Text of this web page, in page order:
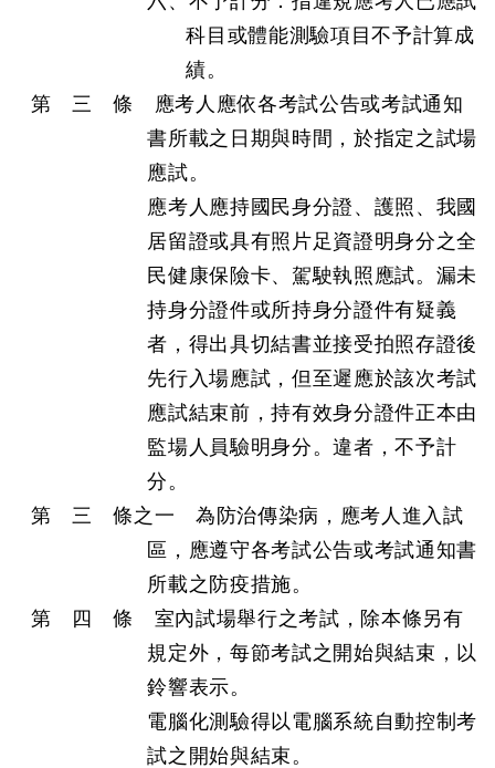
科目或體能測驗項目不予計算成
績。
第 三 條 應考人應依各考試公告或考試通知
書所載之日期與時間，於指定之試場
應試。
應考人應持國民身分證、護照、我國
居留證或具有照片足資證明身分之全
民健康保險卡、駕駛執照應試。漏未
持身分證件或所持身分證件有疑義
者，得出具切結書並接受拍照存證後
先行入場應試，但至遲應於該次考試
應試結束前，持有效身分證件正本由
監場人員驗明身分。違者，不予計
分。
第 三 條之一 為防治傳染病，應考人進入試
區，應遵守各考試公告或考試通知書
所載之防疫措施。
第 四 條 室內試場舉行之考試，除本條另有
規定外，每節考試之開始與結束，以
鈴響表示。
電腦化測驗得以電腦系統自動控制考
試之開始與結束。